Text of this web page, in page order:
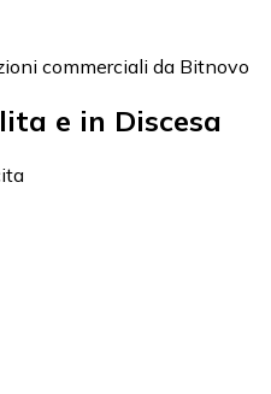
commerciali da Bitnovo
e in Discesa